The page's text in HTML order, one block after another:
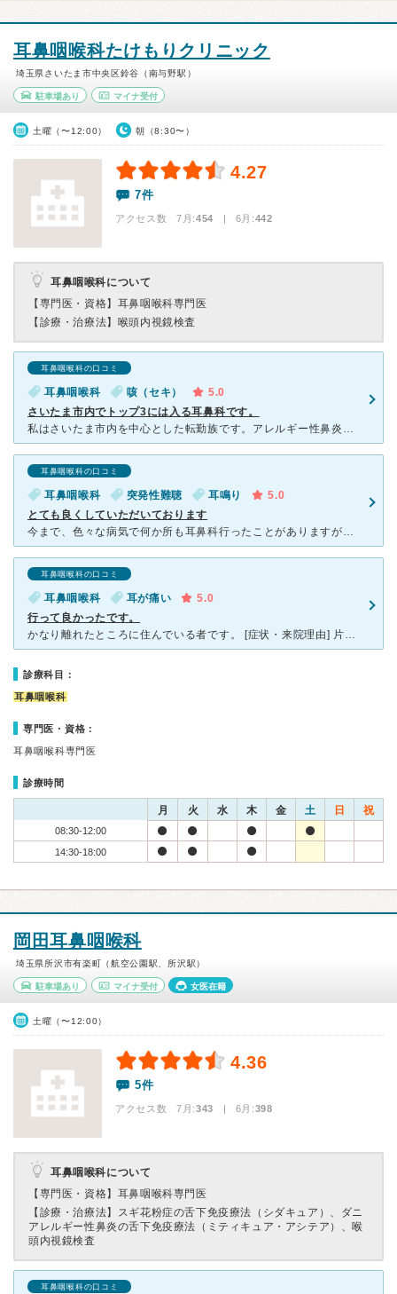
耳鼻咽喉科たけもりクリニック
埼玉県さいたま市中央区鈴谷（南与野駅）
駐車場あり マイナ受付
土曜（〜12:00） 朝（8:30〜）
4.27
7件
アクセス数 7月:454 | 6月:442
耳鼻咽喉科について
【専門医・資格】 耳鼻咽喉科専門医
【診療・治療法】 喉頭内視鏡検査
耳鼻咽喉科の口コミ
耳鼻咽喉科 咳（セキ）
5.0
さいたま市内でトップ3には入る耳鼻科です。
私はさいたま市内を中心とした転勤族です。アレルギー性鼻炎があり、しばしば蓄膿症にもなり、風邪もひきやすいので、転勤して転居する度に近くの良い耳鼻科をさがします。今まで20件以上かかったと思います。
耳鼻咽喉科の口コミ
耳鼻咽喉科 突発性難聴 耳鳴り
5.0
とても良くしていただいております
今まで、色々な病気で何か所も耳鼻科行ったことがありますが、耳鼻咽喉科たけもりクリニックの竹森先生は、懇切丁寧に診察、検査、説明をしていただき、ほかの病気のことまでアドバイスをして頂いて、とても感謝して
耳鼻咽喉科の口コミ
耳鼻咽喉科 耳が痛い
5.0
行って良かったです。
かなり離れたところに住んでいる者です。 [症状・来院理由] 片耳に違和感があり、聞こえがおかしくなってしまったため、 家の近所の別の医院に行き、連続で２日通院。 しかしその翌朝、耳から出血
診療科目：
耳鼻咽喉科
専門医・資格：
耳鼻咽喉科専門医
診療時間
月 火 水 木 金 土 日 祝
08:30-12:00
14:30-18:00
岡田耳鼻咽喉科
埼玉県所沢市有楽町（航空公園駅、所沢駅）
駐車場あり マイナ受付 女医在籍
土曜（〜12:00）
4.36
5件
アクセス数 7月:343 | 6月:398
耳鼻咽喉科について
【専門医・資格】 耳鼻咽喉科専門医
【診療・治療法】 スギ花粉症の舌下免疫療法（シダキュア）、ダニ
アレルギー性鼻炎の舌下免疫療法（ミティキュア・アシテア）、喉
頭内視鏡検査
耳鼻咽喉科の口コミ